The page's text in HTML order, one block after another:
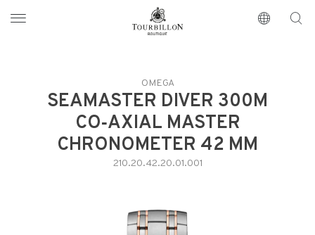
https://www.tourbillon.com/index.php/es
OMEGA
SEAMASTER DIVER 300M
CO‑AXIAL MASTER
CHRONOMETER 42 MM
210.20.42.20.01.001